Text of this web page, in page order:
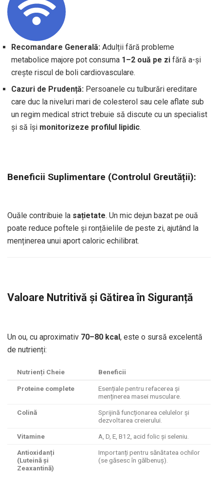
Recomandare Generală: Adulții fără probleme
metabolice majore pot consuma 1–2 ouă pe zi fără a-și
crește riscul de boli cardiovasculare.
Cazuri de Prudență: Persoanele cu tulburări ereditare
care duc la niveluri mari de colesterol sau cele aflate sub
un regim medical strict trebuie să discute cu un specialist
și să își monitorizeze profilul lipidic.
Beneficii Suplimentare (Controlul Greutății):
Ouăle contribuie la sațietate. Un mic dejun bazat pe ouă
poate reduce poftele și ronțăielile de peste zi, ajutând la
menținerea unui aport caloric echilibrat.
Valoare Nutritivă și Gătirea în Siguranță
Un ou, cu aproximativ 70–80 kcal , este o sursă excelentă
de nutrienți:
Nutrienți Cheie Beneficii
Proteine complete
Esențiale pentru refacerea și
menținerea masei musculare.
Colină
Sprijină funcționarea celulelor și
dezvoltarea creierului.
Vitamine A, D, E, B12, acid folic și seleniu.
Antioxidanți
(Luteină și
Zeaxantină)
Importanți pentru sănătatea ochilor
(se găsesc în gălbenuș).